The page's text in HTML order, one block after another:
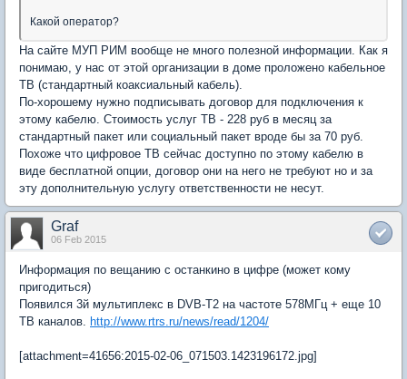
Какой оператор?
На сайте МУП РИМ вообще не много полезной информации. Как я
понимаю, у нас от этой организации в доме проложено кабельное
ТВ (стандартный коаксиальный кабель).
По-хорошему нужно подписывать договор для подключения к
этому кабелю. Стоимость услуг ТВ - 228 руб в месяц за
стандартный пакет или социальный пакет вроде бы за 70 руб.
Похоже что цифровое ТВ сейчас доступно по этому кабелю в
виде бесплатной опции, договор они на него не требуют но и за
эту дополнительную услугу ответственности не несут.
Graf
06 Feb 2015
Информация по вещанию с останкино в цифре (может кому
пригодиться)
Появился 3й мультиплекс в DVB-T2 на частоте 578МГц + еще 10
ТВ каналов. http://www.rtrs.ru/news/read/1204/
[attachment=41656:2015-02-06_071503.1423196172.jpg]